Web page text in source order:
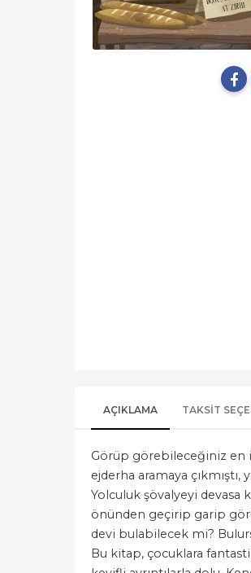
AÇIKLAMA TAKSIT
Görüp görebileceğiniz en
ejderha aramaya
Yolculuk şövalyeyi devasa
önünden geçirip garip
devi bulabilecek mi?
Bu kitap, çocuklara